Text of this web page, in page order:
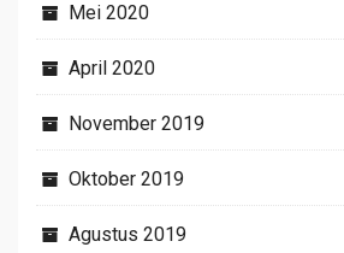
Mei 2020
April 2020
November 2019
Oktober 2019
Agustus 2019